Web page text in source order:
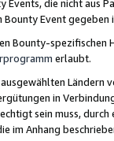
Events, die nicht
Bounty Event
Bounty-spezifischen
erlaubt.
Ländern
in
sein muss,
im Anhang